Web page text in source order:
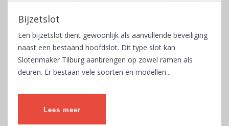
Bijzetslot
Een bijzetslot dient gewoonlijk als aanvullende beveiliging
naast een bestaand hoofdslot. Dit type slot kan
Slotenmaker Tilburg aanbrengen op zowel ramen als
deuren. Er bestaan vele soorten en modellen...
Lees meer